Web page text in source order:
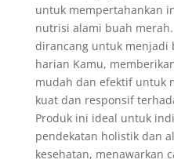
untuk mempertahankan
nutrisi alami buah
dirancang untuk menjadi
harian Kamu,
mudah dan efektif untuk
kuat dan responsif
Produk ini ideal untuk
pendekatan holistik dan
kesehatan, menawarkan